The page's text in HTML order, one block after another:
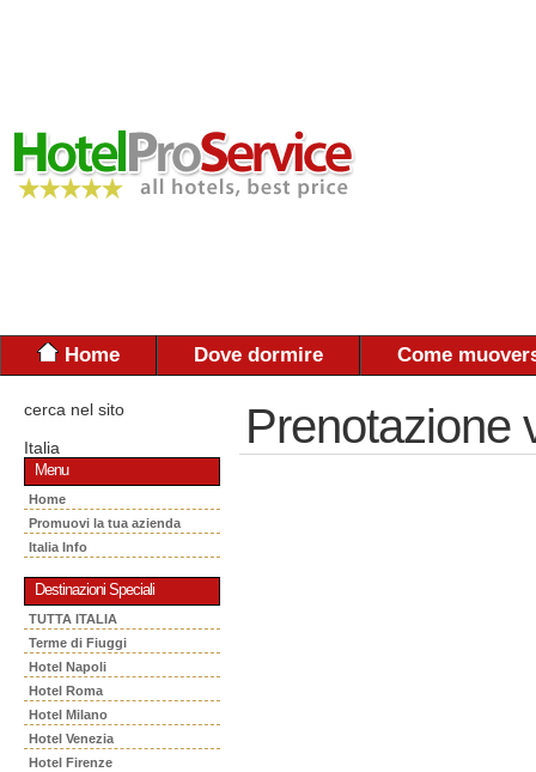
Home Dove dormire Come
cerca nel sito
Italia
Menu
Home
Promuovi la tua azienda
Italia Info
Destinazioni Speciali
TUTTA ITALIA
Terme di Fiuggi
Hotel Napoli
Hotel Roma
Hotel Milano
Hotel Venezia
Hotel Firenze
Prenotazione